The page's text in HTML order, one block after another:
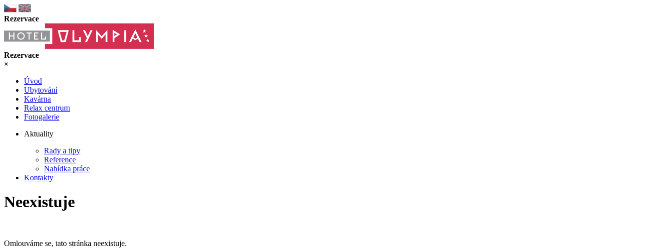
Rezervace
Rezervace
×
Úvod
Ubytování
Kavárna
Relax centrum
Fotogalerie
Aktuality
Rady a tipy
Reference
Nabídka práce
Kontakty
Neexistuje
Omlouváme se, tato stránka neexistuje.